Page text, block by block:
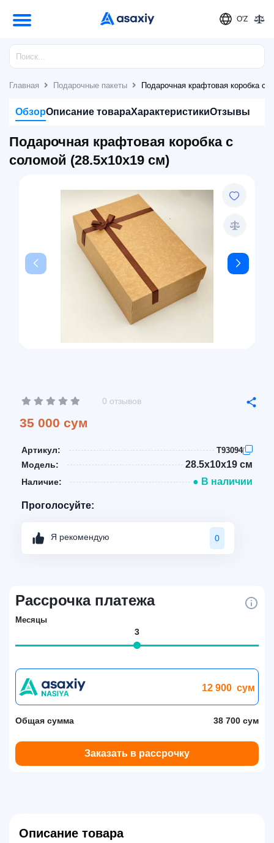
O'Z
Главная Подарочные пакеты Подарочная крафтовая коробка с
ОбзорОписание товараХарактеристикиОтзывы
Подарочная крафтовая коробка с
соломой (28.5x10x19 см)
0 отзывов
35 000 сум
Артикул: T93094
Модель: 28.5x10x19 см
Наличие: ● В наличии
Проголосуйте:
Я рекомендую 0
Рассрочка платежа
Месяцы
3
12 900 сум
Общая сумма 38 700 сум
Заказать в рассрочку
Описание товара